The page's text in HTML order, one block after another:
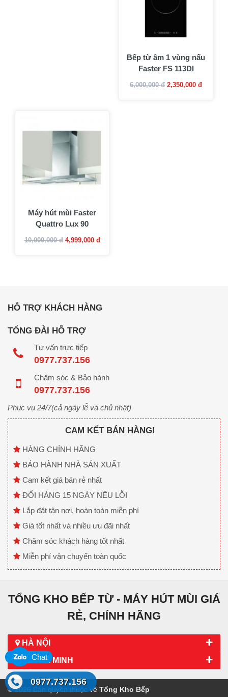
Bếp từ âm 1 vùng nấu
Faster FS 113DI
6,000,000 đ 2,350,000 đ
Máy hút mùi Faster
Quattro Lux 90
10,000,000 đ 4,999,000 đ
HỖ TRỢ KHÁCH HÀNG
TỔNG ĐÀI HỖ TRỢ
Tư vấn trực tiếp
0977.737.156
Chăm sóc & Bảo hành
0977.737.156
Phục vụ 24/7(cả ngày lễ và chủ nhật)
CAM KẾT BÁN HÀNG!
HÀNG CHÍNH HÃNG
BẢO HÀNH NHÀ SẢN XUẤT
Cam kết giá bán rẻ nhất
ĐỔI HÀNG 15 NGÀY NẾU LỖI
Lắp đặt tận nơi, hoàn toàn miễn phí
Giá tốt nhất và nhiều ưu đãi nhất
Chăm sóc khách hàng tốt nhất
Miễn phí vận chuyển toàn quốc
TỔNG KHO BẾP TỪ - MÁY HÚT MÙI GIÁ
RẺ, CHÍNH HÃNG
HÀ NỘI
HỒ CHÍ MINH
© 2026 Bản quyền thuộc về Tổng Kho Bếp
Chat
0977.737.156